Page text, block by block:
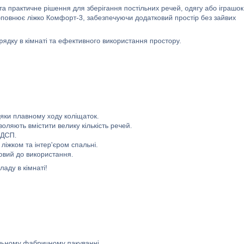
рішення для зберігання постільних речей, одягу або іграшок.
ліжко Комфорт-3, забезпечуючи додатковий простір без зайвих
в кімнаті та ефективного використання простору.
плавному ходу коліщаток.
вмістити велику кількість речей.
та інтер'єром спальні.
до використання.
в кімнаті!